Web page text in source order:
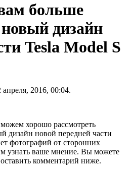
больше
дизайн
Tesla Model S
2016, 00:04.
хорошо рассмотреть
дизайн новой передней части
фотографий от сторонних
узнать ваше мнение. Вы можете
комментарий ниже.